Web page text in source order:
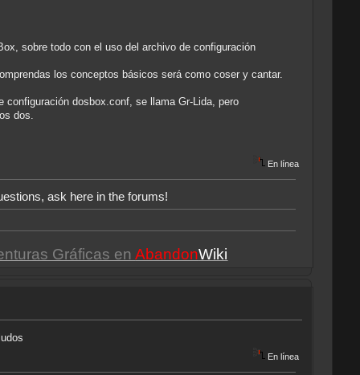
sobre todo con el uso del archivo de configuración
los conceptos básicos será como coser y cantar.
configuración dosbox.conf, se llama Gr-Lida, pero
dos.
En línea
ask here in the forums!
Gráficas enAbandonWiki
En línea